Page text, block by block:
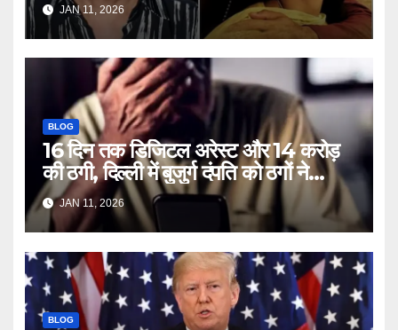
Bhatt on Emraan Hashmi
Awarapan 2 delay release
date tmovg
JAN 11, 2026
BLOG
16 दिन तक डिजिटल अरेस्ट और 14 करोड़
की ठगी, दिल्ली में बुजुर्ग दंपति को ठगों ने
लगाया चूना – Delhi Cyber Fraud
elderly couple digital arrest
duped crores ntc rttm
JAN 11, 2026
BLOG